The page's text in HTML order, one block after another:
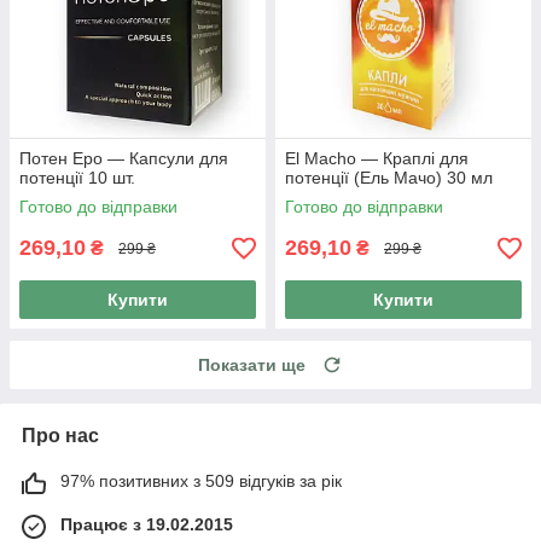
Потен Еро — Капсули для
потенції 10 шт.
Готово до відправки
269,10 ₴ 299 ₴
Купити
El Macho — Краплі для
потенції (Ель Мачо) 30 мл
Готово до відправки
269,10 ₴ 299 ₴
Купити
Показати ще
Про нас
97% позитивних з 509 відгуків за рік
Працює з 19.02.2015